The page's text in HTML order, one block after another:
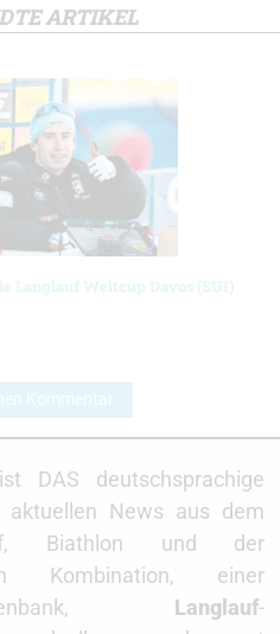
ARTIKEL
Langlauf Weltcup Davos (SUI)
Kommentar
DAS deutschsprachige
aktuellen News aus dem
Biathlon und der
Kombination, einer
Langlauf-